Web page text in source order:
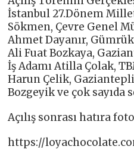
İstanbul 27.Dönem
Sökmen, Çevre Genel
Ahmet Dayanır, Gümrük
Ali Fuat Bozkaya,
İş Adamı Atilla Çolak,
Harun Çelik, Gaziantepli
Bozgeyik ve çok sayıda
Açılış sonrası hatıra
https://